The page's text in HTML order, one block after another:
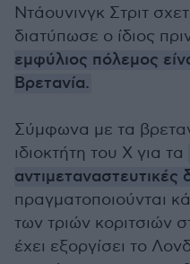
Ντάουνινγκ Στριτ
διατύπωσε ο ίδιος
εμφύλιος πόλεμος
Βρετανία.
Σύμφωνα με τα
ιδιοκτήτη του Χ για τα
αντιμεταναστευτικές
πραγματοποιούνται
των τριών κοριτσιών
έχει εξοργίσει το